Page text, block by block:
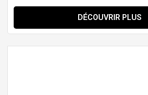
DÉCOUVRIR PLUS